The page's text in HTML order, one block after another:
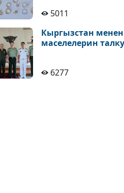
5011
Кыргызстан
маселелерин
6277